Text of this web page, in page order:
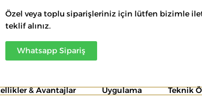
Özel veya toplu siparişleriniz için lütfen bizimle
teklif alınız.
Whatsapp Sipariş
& Avantajlar Uygulama Teknik